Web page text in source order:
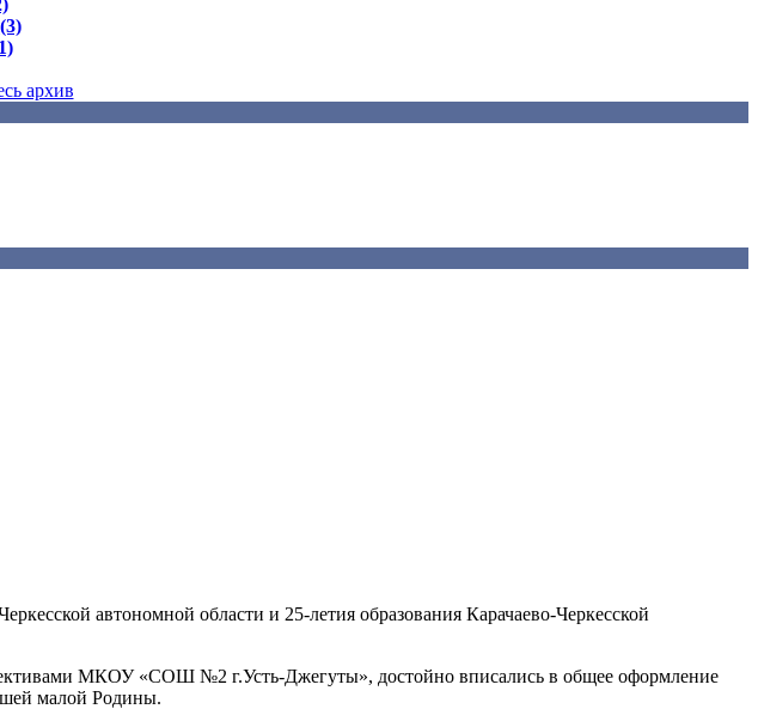
архив
автономной области и 25-летия образования Карачаево-Черкесской
МКОУ «СОШ №2 г.Усть-Джегуты», достойно вписались в общее оформление
малой Родины.